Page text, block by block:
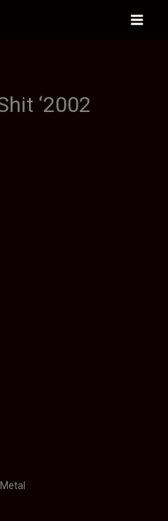
Main
‘2002